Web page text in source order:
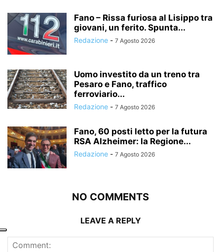
Fano – Rissa furiosa al Lisippo tra
giovani, un ferito. Spunta...
Redazione - 7 Agosto 2026
Uomo investito da un treno tra
Pesaro e Fano, traffico
ferroviario...
Redazione - 7 Agosto 2026
Fano, 60 posti letto per la futura
RSA Alzheimer: la Regione...
Redazione - 7 Agosto 2026
NO COMMENTS
LEAVE A REPLY